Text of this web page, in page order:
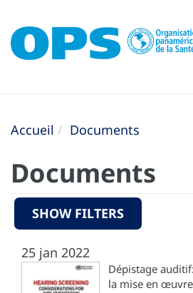
Accueil Documents
Documents
SHOW FILTERS
25 jan 2022
Dépistage
la mise en œuvre